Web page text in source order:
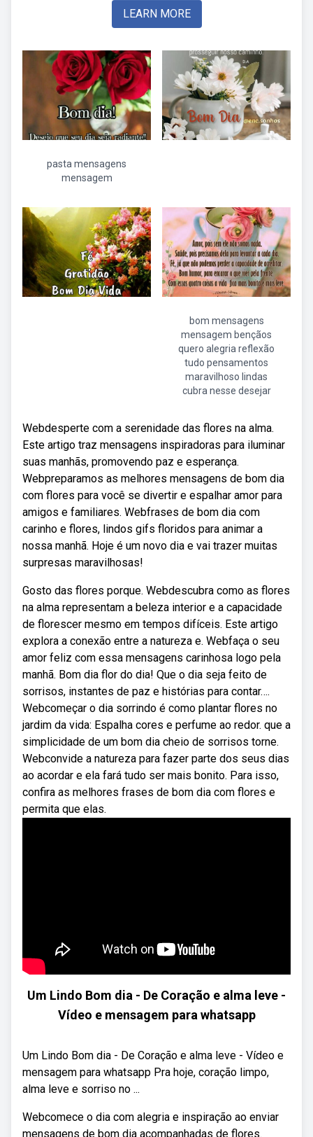
LEARN MORE
pasta mensagens
mensagem
bom mensagens
mensagem bençãos
quero alegria reflexão
tudo pensamentos
maravilhoso lindas
cubra nesse desejar
Webdesperte com a serenidade das flores na alma.
Este artigo traz mensagens inspiradoras para iluminar
suas manhãs, promovendo paz e esperança.
Webpreparamos as melhores mensagens de bom dia
com flores para você se divertir e espalhar amor para
amigos e familiares. Webfrases de bom dia com
carinho e flores, lindos gifs floridos para animar a
nossa manhã. Hoje é um novo dia e vai trazer muitas
surpresas maravilhosas!
Gosto das flores porque. Webdescubra como as flores
na alma representam a beleza interior e a capacidade
de florescer mesmo em tempos difíceis. Este artigo
explora a conexão entre a natureza e. Webfaça o seu
amor feliz com essa mensagens carinhosa logo pela
manhã. Bom dia flor do dia! Que o dia seja feito de
sorrisos, instantes de paz e histórias para contar….
Webcomeçar o dia sorrindo é como plantar flores no
jardim da vida: Espalha cores e perfume ao redor. que a
simplicidade de um bom dia cheio de sorrisos torne.
Webconvide a natureza para fazer parte dos seus dias
ao acordar e ela fará tudo ser mais bonito. Para isso,
confira as melhores frases de bom dia com flores e
permita que elas.
Um Lindo Bom dia - De Coração e alma leve -
Vídeo e mensagem para whatsapp
Um Lindo Bom dia - De Coração e alma leve - Vídeo e
mensagem para whatsapp Pra hoje, coração limpo,
alma leve e sorriso no ...
Webcomece o dia com alegria e inspiração ao enviar
mensagens de bom dia acompanhadas de flores.